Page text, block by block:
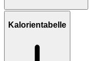
Kalorientabelle